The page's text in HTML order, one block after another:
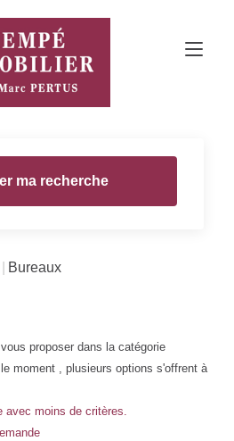
ma recherche
Bureaux
proposer dans la catégorie
moment , plusieurs options s'offrent à
avec moins de critères.